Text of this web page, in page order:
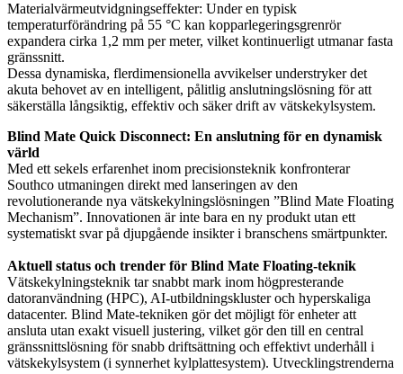
Materialvärmeutvidgningseffekter: Under en typisk
temperaturförändring på 55 °C kan kopparlegeringsgrenrör
expandera cirka 1,2 mm per meter, vilket kontinuerligt utmanar fasta
gränssnitt.
Dessa dynamiska, flerdimensionella avvikelser understryker det
akuta behovet av en intelligent, pålitlig anslutningslösning för att
säkerställa långsiktig, effektiv och säker drift av vätskekylsystem.
Blind Mate Quick Disconnect: En anslutning för en dynamisk
värld
Med ett sekels erfarenhet inom precisionsteknik konfronterar
Southco utmaningen direkt med lanseringen av den
revolutionerande nya vätskekylningslösningen ”Blind Mate Floating
Mechanism”. Innovationen är inte bara en ny produkt utan ett
systematiskt svar på djupgående insikter i branschens smärtpunkter.
Aktuell status och trender för Blind Mate Floating-teknik
Vätskekylningsteknik tar snabbt mark inom högpresterande
datoranvändning (HPC), AI-utbildningskluster och hyperskaliga
datacenter. Blind Mate-tekniken gör det möjligt för enheter att
ansluta utan exakt visuell justering, vilket gör den till en central
gränssnittslösning för snabb driftsättning och effektivt underhåll i
vätskekylsystem (i synnerhet kylplattesystem). Utvecklingstrenderna